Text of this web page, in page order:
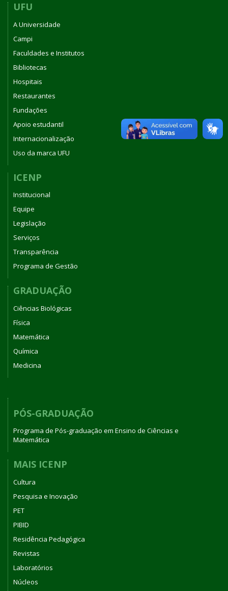
UFU
A Universidade
Campi
Faculdades e Institutos
Bibliotecas
Hospitais
Restaurantes
Fundações
Apoio estudantil
Internacionalização
Uso da marca UFU
ICENP
Institucional
Equipe
Legislação
Serviços
Transparência
Programa de Gestão
GRADUAÇÃO
Ciências Biológicas
Física
Matemática
Química
Medicina
PÓS-GRADUAÇÃO
Programa de Pós-graduação em Ensino de Ciências e
Matemática
MAIS ICENP
Cultura
Pesquisa e Inovação
PET
PIBID
Residência Pedagógica
Revistas
Laboratórios
Núcleos